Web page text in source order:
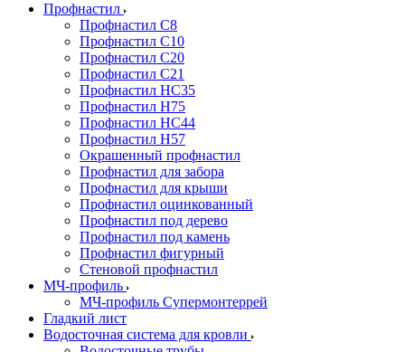
Профнастил
Профнастил С8
Профнастил С10
Профнастил С20
Профнастил С21
Профнастил НС35
Профнастил Н75
Профнастил HC44
Профнастил Н57
Окрашенный профнастил
Профнастил для забора
Профнастил для крыши
Профнастил оцинкованный
Профнастил под дерево
Профнастил под камень
Профнастил фигурный
Стеновой профнастил
МЧ-профиль
МЧ-профиль Супермонтеррей
Гладкий лист
Водосточная система для кровли